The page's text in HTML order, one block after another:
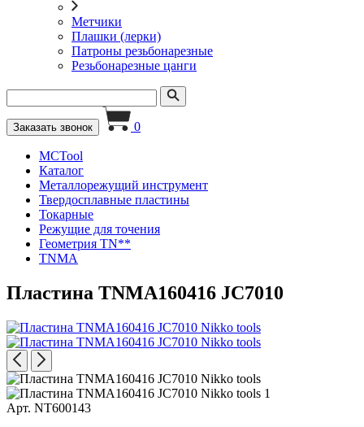
Метчики
Плашки (лерки)
Патроны резьбонарезные
Резьбонарезные цанги
Заказать звонок 0
MCTool
Каталог
Металлорежущий инструмент
Твердосплавные пластины
Токарные
Режущие для точения
Геометрия TN**
TNMA
Пластина TNMA160416 JC7010
Арт. NT600143